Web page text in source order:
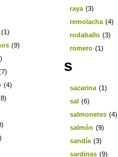
(1)
(9)
(4)
raya (3)
remolacha (4)
rodaballo (3)
romero (1)
s
sacarina (1)
sal (6)
salmonetes (4)
salmón (9)
sandía (3)
sardinas (9)